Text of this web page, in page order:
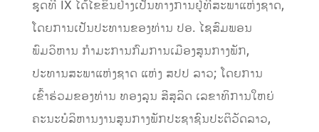
ຊຸດທີ IX ໄດ້ໄຂຂຶ້ນຢ່າງເປັນທາງການຢູ່ທີ່ສະພາແຫ່ງຊາດ,
ໂດຍການເປັນປະທານຂອງທ່ານ ປອ. ໄຊສົມພອນ
ພົມວິຫານ ກໍາມະການກົມການເມືອງສູນກາງພັກ,
ປະທານສະພາແຫ່ງຊາດ ແຫ່ງ ສປປ ລາວ; ໂດຍການ
ເຂົ້າຮ່ວມຂອງທ່ານ ທອງລຸນ ສີສຸລິດ ເລຂາທິການໃຫຍ່
ຄະນະບໍລິຫານງານສູນກາງພັກປະຊາຊົນປະຕິວັດລາວ,